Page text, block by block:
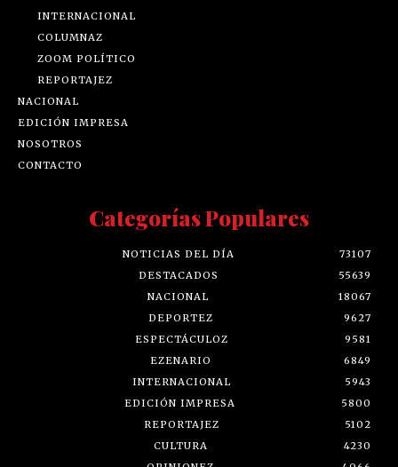
INTERNACIONAL
COLUMNAZ
ZOOM POLÍTICO
REPORTAJEZ
NACIONAL
EDICIÓN IMPRESA
NOSOTROS
CONTACTO
Categorías Populares
NOTICIAS DEL DÍA
73107
DESTACADOS
55639
NACIONAL
18067
DEPORTEZ
9627
ESPECTÁCULOZ
9581
EZENARIO
6849
INTERNACIONAL
5943
EDICIÓN IMPRESA
5800
REPORTAJEZ
5102
CULTURA
4230